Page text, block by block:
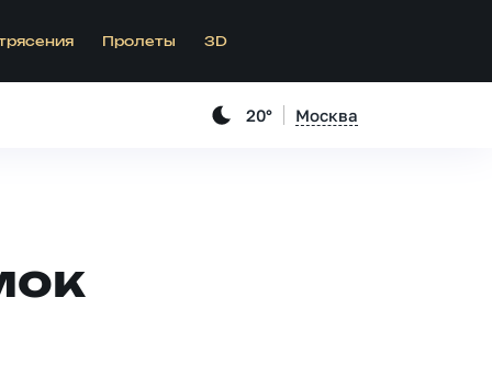
Пролеты 3D
20° Москва